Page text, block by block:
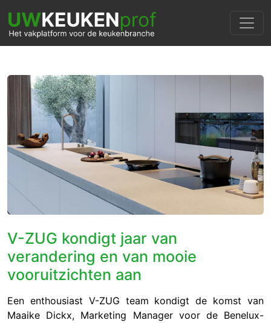
V-ZUG kondigt jaar van
verandering en van mooie
vooruitzichten aan
Een enthousiast V-ZUG team kondigt de komst van
Maaike Dickx, Marketing Manager voor de Benelux-